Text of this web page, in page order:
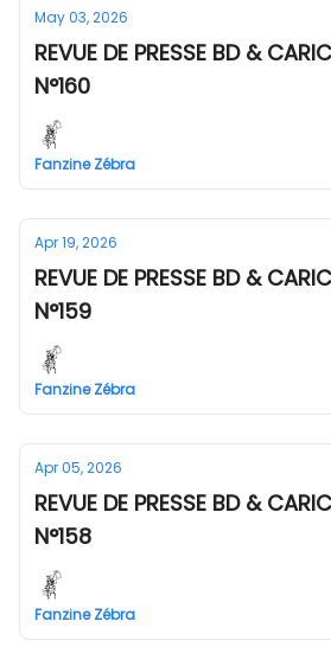
May 03, 2026
REVUE DE PRESSE BD &
N°160
Fanzine Zébra
Apr 19, 2026
REVUE DE PRESSE BD &
N°159
Fanzine Zébra
Apr 05, 2026
REVUE DE PRESSE BD &
N°158
Fanzine Zébra